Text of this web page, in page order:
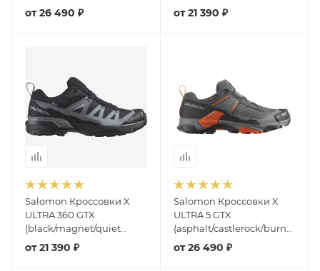
от26 490 ₽
bronze)
от21 390 ₽
Salomon Кроссовки X
ULTRA 360 GTX
(black/magnet/quiet
shade)
от21 390 ₽
Salomon Кроссовки X
ULTRA 5 GTX
(asphalt/castlerock/burnt
ochre)
от26 490 ₽